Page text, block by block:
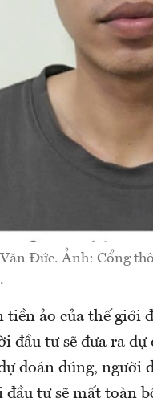
Đức. Ảnh: Cổng
tiền ảo của thế giới
đầu tư sẽ đưa ra dự
đoán đúng, người
tư sẽ mất toàn